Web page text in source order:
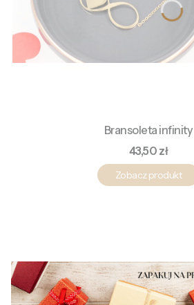
Bransoleta infinity
Cena
43,50 zł
Zobacz produkt